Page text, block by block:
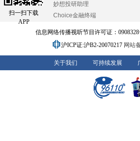
扫一扫下载
APP
妙想投研助理
Choice金融终端
信息网络传播视听节目许可证：
沪ICP证:沪B2-20070217 网站
关于我们 可持续发展